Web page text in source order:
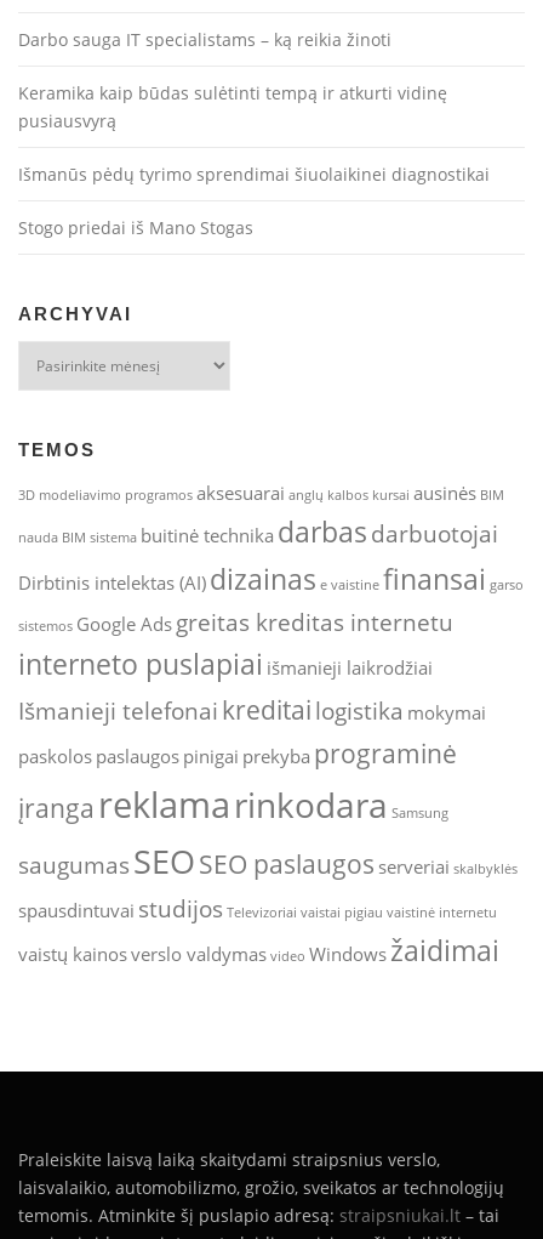
Darbo sauga IT specialistams – ką reikia žinoti
Keramika kaip būdas sulėtinti tempą ir atkurti vidinę
pusiausvyrą
Išmanūs pėdų tyrimo sprendimai šiuolaikinei diagnostikai
Stogo priedai iš Mano Stogas
ARCHYVAI
TEMOS
3D modeliavimo programos aksesuarai anglų kalbos kursai ausinės BIM
nauda BIM sistema buitinė technika darbas darbuotojai
Dirbtinis intelektas (AI)dizainas e vaistine finansai garso
sistemos Google Adsgreitas kreditas internetu
interneto puslapiai išmanieji laikrodžiai
Išmanieji telefonai kreditai logistika mokymai
paskolospaslaugospinigai prekyba programinė
įranga reklamarinkodara Samsung
saugumas SEOSEO paslaugos serveriai skalbyklės
spausdintuvai studijos Televizoriai vaistai pigiau vaistinė internetu
vaistų kainosverslo valdymas video Windowsžaidimai
Praleiskite laisvą laiką skaitydami straipsnius verslo,
laisvalaikio, automobilizmo, grožio, sveikatos ar technologijų
temomis. Atminkite šį puslapio adresą: straipsniukai.lt – tai